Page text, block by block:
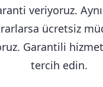
veriyoruz. Aynı
ücretsiz
Garantili
tercih edin.